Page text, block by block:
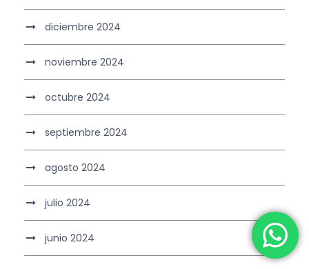
diciembre 2024
noviembre 2024
octubre 2024
septiembre 2024
agosto 2024
julio 2024
junio 2024